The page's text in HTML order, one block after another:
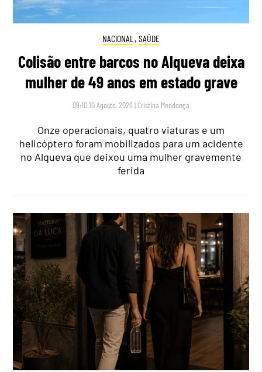
NACIONAL , SAÚDE
Colisão entre barcos no Alqueva deixa
mulher de 49 anos em estado grave
09:10 10 Agosto, 2026 | Cristina Mendonça
Onze operacionais, quatro viaturas e um
helicóptero foram mobilizados para um acidente
no Alqueva que deixou uma mulher gravemente
ferida